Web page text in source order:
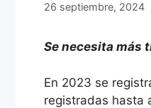
26 septiembre, 2024
Se necesita más
En 2023 se
registradas hasta